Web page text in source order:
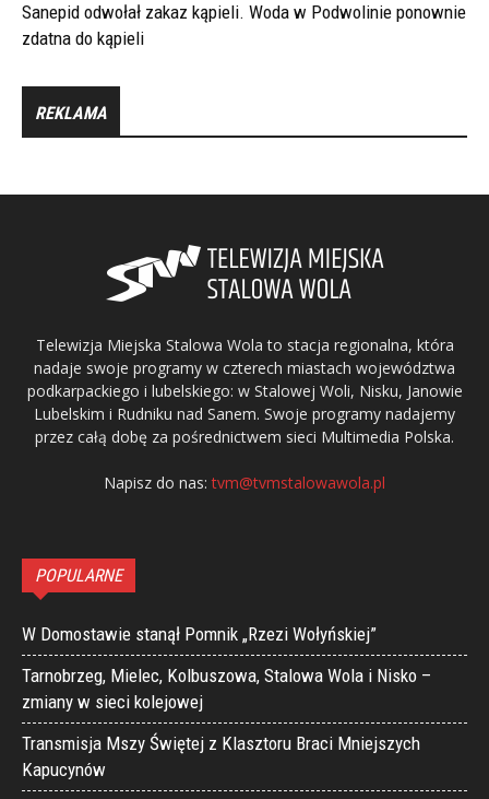
Sanepid odwołał zakaz kąpieli. Woda w Podwolinie ponownie
zdatna do kąpieli
REKLAMA
Telewizja Miejska Stalowa Wola to stacja regionalna, która
nadaje swoje programy w czterech miastach województwa
podkarpackiego i lubelskiego: w Stalowej Woli, Nisku, Janowie
Lubelskim i Rudniku nad Sanem. Swoje programy nadajemy
przez całą dobę za pośrednictwem sieci Multimedia Polska.
Napisz do nas:tvm@tvmstalowawola.pl
POPULARNE
W Domostawie stanął Pomnik „Rzezi Wołyńskiej”
Tarnobrzeg, Mielec, Kolbuszowa, Stalowa Wola i Nisko –
zmiany w sieci kolejowej
Transmisja Mszy Świętej z Klasztoru Braci Mniejszych
Kapucynów